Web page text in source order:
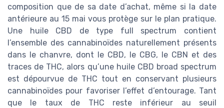
composition que de sa date d’achat, même si la date
antérieure au 15 mai vous protège sur le plan pratique.
Une huile CBD de type full spectrum contient
l’ensemble des cannabinoïdes naturellement présents
dans le chanvre, dont le CBD, le CBG, le CBN et des
traces de THC, alors qu’une huile CBD broad spectrum
est dépourvue de THC tout en conservant plusieurs
cannabinoïdes pour favoriser l’effet d’entourage. Tant
que le taux de THC reste inférieur au seuil